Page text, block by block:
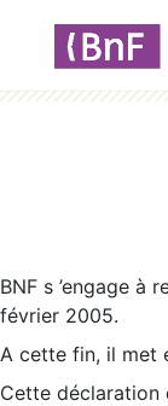
BNF s ’engage à
février 2005.
A cette fin, il met
Cette déclaration